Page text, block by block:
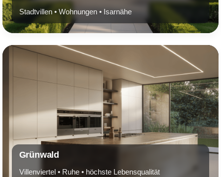
Stadtvillen • Wohnungen • Isarnähe
Grünwald
Villenviertel • Ruhe • höchste Lebensqualität